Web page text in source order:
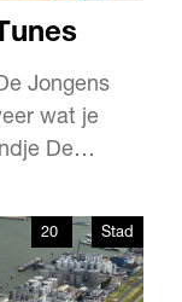
De Tunes
Jongens
wat je
De
bijna dertig
Bus over
20 Stad